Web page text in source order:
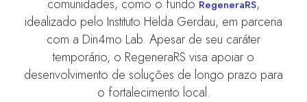
comunidades, como o fundo RegeneraRS,
idealizado pelo Instituto Helda Gerdau, em parceria
com a Din4mo Lab. Apesar de seu caráter
temporário, o RegeneraRS visa apoiar o
desenvolvimento de soluções de longo prazo para
o fortalecimento local.